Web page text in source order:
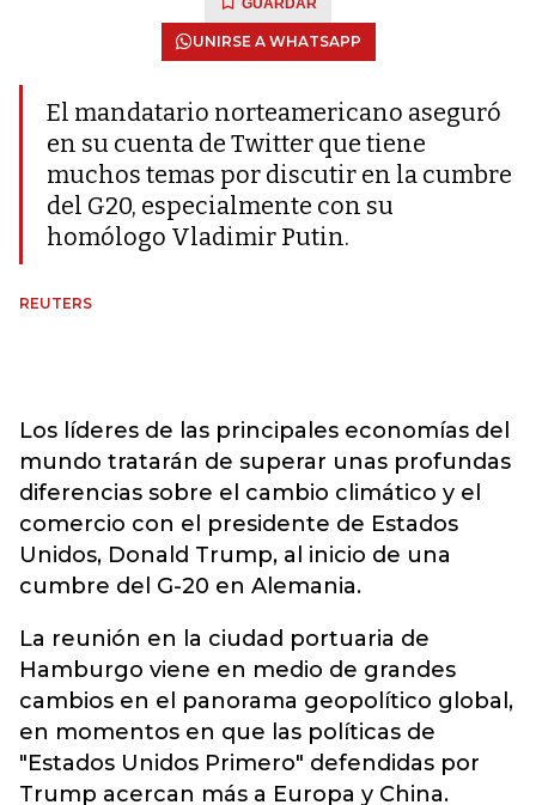
GUARDAR
UNIRSE A WHATSAPP
El mandatario norteamericano aseguró
en su cuenta de Twitter que tiene
muchos temas por discutir en la cumbre
del G20, especialmente con su
homólogo Vladimir Putin.
REUTERS
Los líderes de las principales economías del
mundo tratarán de superar unas profundas
diferencias sobre el cambio climático y el
comercio con el presidente de Estados
Unidos, Donald Trump, al inicio de una
cumbre del G-20 en Alemania.
La reunión en la ciudad portuaria de
Hamburgo viene en medio de grandes
cambios en el panorama geopolítico global,
en momentos en que las políticas de
"Estados Unidos Primero" defendidas por
Trump acercan más a Europa y China.